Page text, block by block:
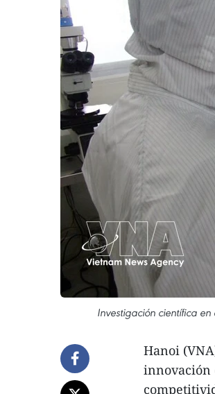
Investigación científica
Hanoi
innovación